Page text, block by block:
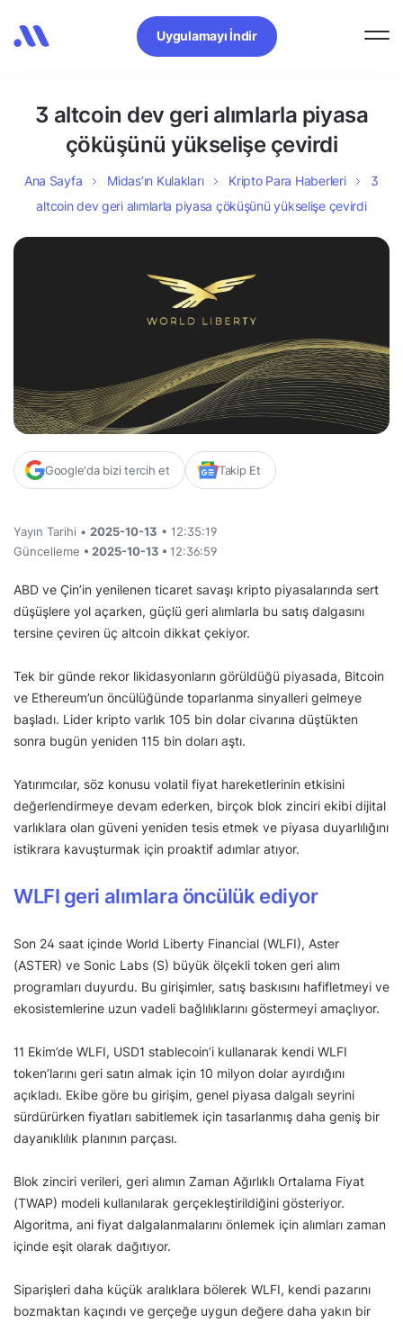
Uygulamayı İndir
3 altcoin dev geri alımlarla piyasa
çöküşünü yükselişe çevirdi
Ana Sayfa Midas’ın Kulakları Kripto Para Haberleri
3
altcoin dev geri alımlarla piyasa çöküşünü yükselişe çevirdi
Google'da bizi tercih et Takip Et
Yayın Tarihi • 2025-10-13 • 12:35:19
Güncelleme • 2025-10-13 • 12:36:59
ABD ve Çin’in yenilenen ticaret savaşı kripto piyasalarında sert
düşüşlere yol açarken, güçlü geri alımlarla bu satış dalgasını
tersine çeviren üç altcoin dikkat çekiyor.
Tek bir günde rekor likidasyonların görüldüğü piyasada, Bitcoin
ve Ethereum’un öncülüğünde toparlanma sinyalleri gelmeye
başladı. Lider kripto varlık 105 bin dolar civarına düştükten
sonra bugün yeniden 115 bin doları aştı.
Yatırımcılar, söz konusu volatil fiyat hareketlerinin etkisini
değerlendirmeye devam ederken, birçok blok zinciri ekibi dijital
varlıklara olan güveni yeniden tesis etmek ve piyasa duyarlılığını
istikrara kavuşturmak için proaktif adımlar atıyor.
WLFI geri alımlara öncülük ediyor
Son 24 saat içinde World Liberty Financial (WLFI), Aster
(ASTER) ve Sonic Labs (S) büyük ölçekli token geri alım
programları duyurdu. Bu girişimler, satış baskısını hafifletmeyi ve
ekosistemlerine uzun vadeli bağlılıklarını göstermeyi amaçlıyor.
11 Ekim’de WLFI, USD1 stablecoin’i kullanarak kendi WLFI
token’larını geri satın almak için 10 milyon dolar ayırdığını
açıkladı. Ekibe göre bu girişim, genel piyasa dalgalı seyrini
sürdürürken fiyatları sabitlemek için tasarlanmış daha geniş bir
dayanıklılık planının parçası.
Blok zinciri verileri, geri alımın Zaman Ağırlıklı Ortalama Fiyat
(TWAP) modeli kullanılarak gerçekleştirildiğini gösteriyor.
Algoritma, ani fiyat dalgalanmalarını önlemek için alımları zaman
içinde eşit olarak dağıtıyor.
Siparişleri daha küçük aralıklara bölerek WLFI, kendi pazarını
bozmaktan kaçındı ve gerçeğe uygun değere daha yakın bir